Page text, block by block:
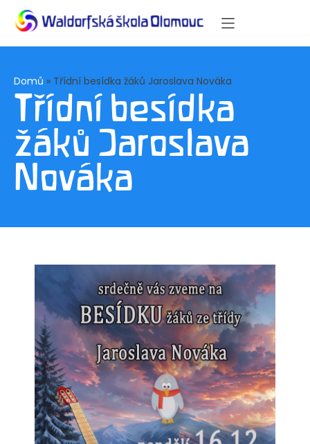
Domů » Třídní besídka žáků Jaroslava Nováka
Třídní besídka
žáků Jaroslava
Nováka